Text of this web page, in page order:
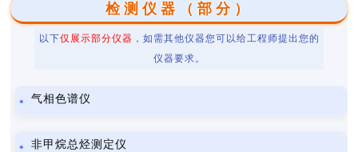
检测仪器（部分）
以下仅展示部分仪器 ，如需其他仪器您可以给工程师提出您的
仪器要求。
气相色谱仪
非甲烷总烃测定仪